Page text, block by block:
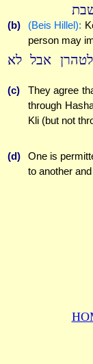
(b) (Beis Hillel):
person may
אבל לא
(c)
They agree
through
Kli (but not
(d)
One is
to another